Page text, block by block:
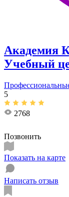
Академия
Учебный
5
2768
Позвонить
Показать на карте
Написать отзыв